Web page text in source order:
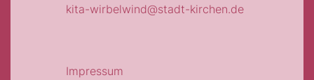
kita-wirbelwind@stadt-kirchen.de
Impressum